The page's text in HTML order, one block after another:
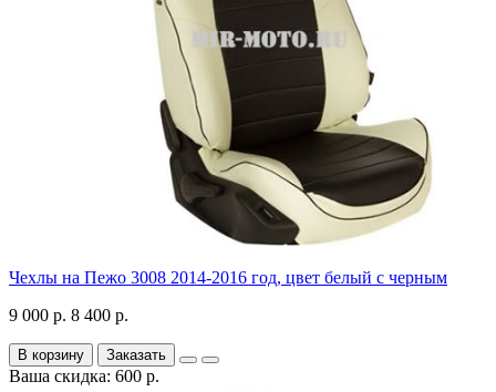
Чехлы на Пежо 3008 2014-2016 год, цвет белый с черным
9 000 р. 8 400 р.
В корзину Заказать
Ваша скидка: 600 р.